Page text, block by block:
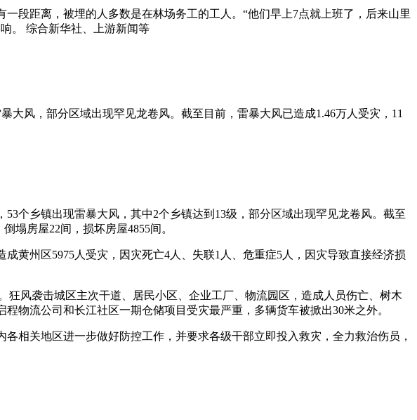
段距离，被埋的人多数是在林场务工的工人。“他们早上7点就上班了，后来山里
。 综合新华社、上游新闻等
风，部分区域出现罕见龙卷风。截至目前，雷暴大风已造成1.46万人受灾，11
个乡镇出现雷暴大风，其中2个乡镇达到13级，部分区域出现罕见龙卷风。截至
塌房屋22间，损坏房屋4855间。
黄州区5975人受灾，因灾死亡4人、失联1人、危重症5人，因灾导致直接经济损
狂风袭击城区主次干道、居民小区、企业工厂、物流园区，造成人员伤亡、树木
物流公司和长江社区一期仓储项目受灾最严重，多辆货车被掀出30米之外。
相关地区进一步做好防控工作，并要求各级干部立即投入救灾，全力救治伤员，